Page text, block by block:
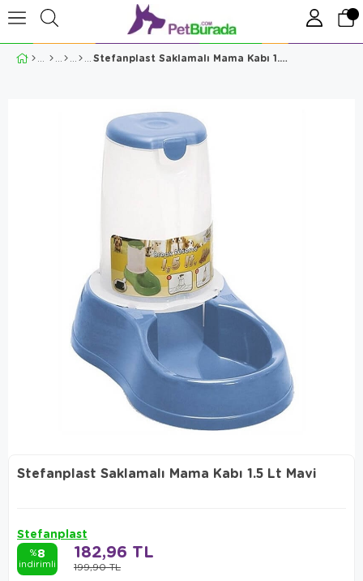
Stefanplast Saklamalı Mama Kabı 1.5 Lt Mavi
Stefanplast Saklamalı Mama Kabı 1.5 Lt Mavi
Stefanplast
%8
indirimli 199,90 TL
182,96 TL